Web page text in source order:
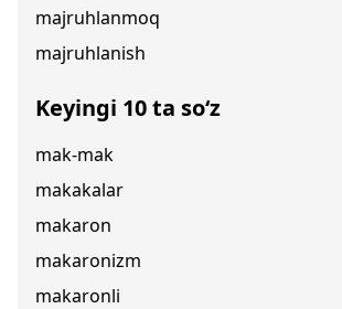
majruhlanmoq
majruhlanish
Keyingi 10 ta so‘z
mak-mak
makakalar
makaron
makaronizm
makaronli